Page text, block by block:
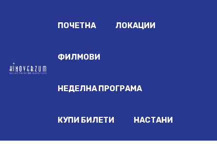
ПОЧЕТНА ЛОКАЦИИ
ФИЛМОВИ
НЕДЕЛНА ПРОГРАМА
КУПИ БИЛЕТИ НАСТАНИ